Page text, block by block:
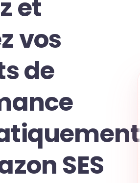
et
vos
de
SES